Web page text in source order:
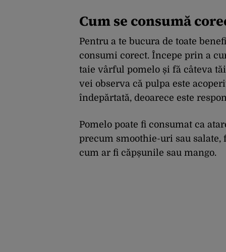
Cum se consumă
Pentru a te bucura de toate
consumi corect. Începe prin a
taie vârful pomelo și fă câteva
vei observa că pulpa este
îndepărtată, deoarece este
Pomelo poate fi consumat ca
precum smoothie-uri sau
cum ar fi căpșunile sau mango.